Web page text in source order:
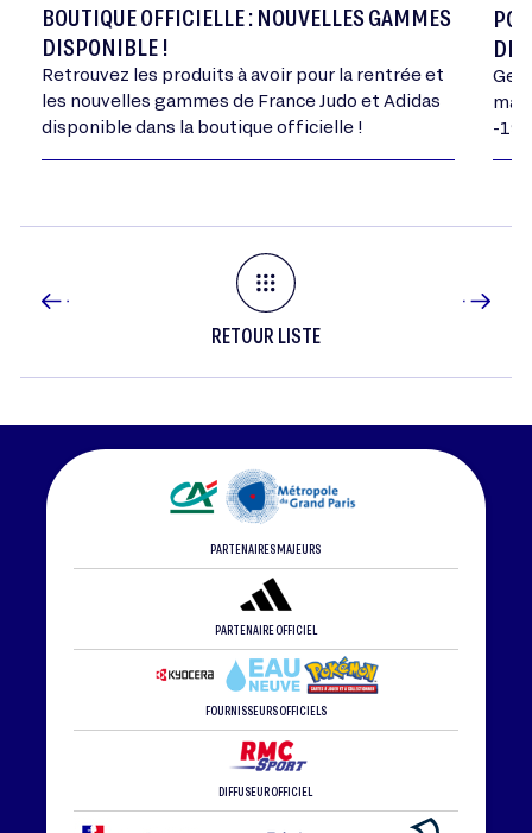
BOUTIQUE OFFICIELLE : NOUVELLES GAMMES
DISPONIBLE !
Retrouvez les produits à avoir pour la rentrée et
les nouvelles gammes de France Judo et Adidas
disponible dans la boutique officielle !
DE
-
RETOUR LISTE
PARTENAIRES MAJEURS
PARTENAIRE OFFICIEL
FOURNISSEURS OFFICIELS
DIFFUSEUR OFFICIEL